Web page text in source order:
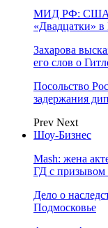
МИД РФ: США
«Двадцатки»
Захарова
его слов о
Посольство
задержания
Prev Next
Шоу-Бизнес
Mash: жена
ГД с призывом
Дело о
Подмосковье